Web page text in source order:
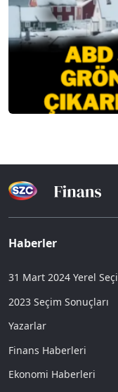
Haberler
31 Mart 2024 Yerel
2023 Seçim Sonuçları
Yazarlar
Finans Haberleri
Ekonomi Haberleri